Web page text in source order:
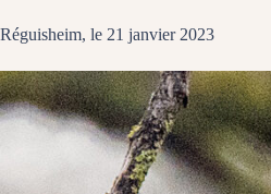
Réguisheim, le 21 janvier 2023